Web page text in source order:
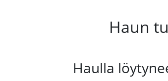
Haun
Haulla